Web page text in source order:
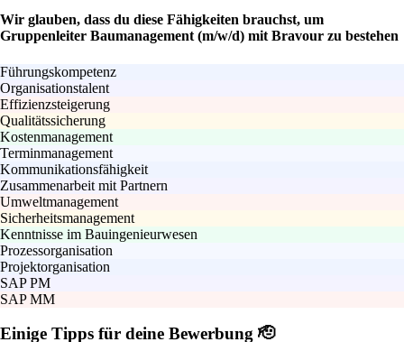
Wir glauben, dass du diese Fähigkeiten brauchst, um
Gruppenleiter Baumanagement (m/w/d) mit Bravour zu bestehen
Führungskompetenz
Organisationstalent
Effizienzsteigerung
Qualitätssicherung
Kostenmanagement
Terminmanagement
Kommunikationsfähigkeit
Zusammenarbeit mit Partnern
Umweltmanagement
Sicherheitsmanagement
Kenntnisse im Bauingenieurwesen
Prozessorganisation
Projektorganisation
SAP PM
SAP MM
Einige Tipps für deine Bewerbung 🫡